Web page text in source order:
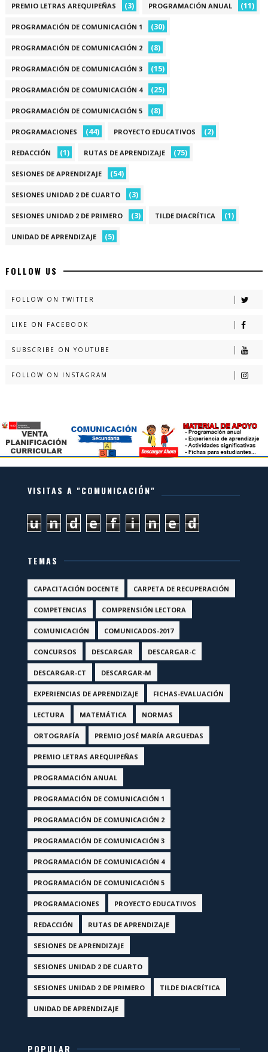
PREMIO LETRAS AREQUIPEÑAS (3) PROGRAMACIÓN ANUAL (11)
PROGRAMACIÓN DE COMUNICACIÓN 1 (30)
PROGRAMACIÓN DE COMUNICACIÓN 2 (8)
PROGRAMACIÓN DE COMUNICACIÓN 3 (15)
PROGRAMACIÓN DE COMUNICACIÓN 4 (25)
PROGRAMACIÓN DE COMUNICACIÓN 5 (8)
PROGRAMACIONES (44) PROYECTO EDUCATIVOS (2)
REDACCIÓN (1) RUTAS DE APRENDIZAJE (75)
SESIONES DE APRENDIZAJE (54)
SESIONES UNIDAD 2 DE CUARTO (3)
SESIONES UNIDAD 2 DE PRIMERO (3) TILDE DIACRÍTICA (1)
UNIDAD DE APRENDIZAJE (5)
FOLLOW US
FOLLOW ON TWITTER
LIKE ON FACEBOOK
SUBSCRIBE ON YOUTUBE
FOLLOW ON INSTAGRAM
VISITAS A "COMUNICACIÓN"
u n d e f i n e d
TEMAS
CAPACITACIÓN DOCENTE CARPETA DE RECUPERACIÓN
COMPETENCIAS COMPRENSIÓN LECTORA
COMUNICACIÓN COMUNICADOS-2017
CONCURSOS DESCARGAR DESCARGAR-C
DESCARGAR-CT DESCARGAR-M
EXPERIENCIAS DE APRENDIZAJE FICHAS-EVALUACIÓN
LECTURA MATEMÁTICA NORMAS
ORTOGRAFÍA PREMIO JOSÉ MARÍA ARGUEDAS
PREMIO LETRAS AREQUIPEÑAS
PROGRAMACIÓN ANUAL
PROGRAMACIÓN DE COMUNICACIÓN 1
PROGRAMACIÓN DE COMUNICACIÓN 2
PROGRAMACIÓN DE COMUNICACIÓN 3
PROGRAMACIÓN DE COMUNICACIÓN 4
PROGRAMACIÓN DE COMUNICACIÓN 5
PROGRAMACIONES PROYECTO EDUCATIVOS
REDACCIÓN RUTAS DE APRENDIZAJE
SESIONES DE APRENDIZAJE
SESIONES UNIDAD 2 DE CUARTO
SESIONES UNIDAD 2 DE PRIMERO TILDE DIACRÍTICA
UNIDAD DE APRENDIZAJE
POPULAR